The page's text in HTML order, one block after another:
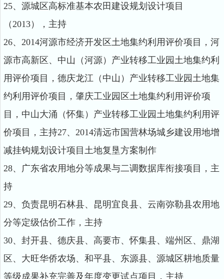
25、源城区高标准基本农田建设规划设计项目
（2013），主持
26、2014河源市经济开发区土地集约利用评价项目，河
源市高新区、中山（河源）产业转移工业园土地集约利
用评价项目，德庆龙江（中山）产业转移工业园土地集
约利用评价项目，肇庆工业园区土地集约利用评价项
目，中山大涌（怀集）产业转移工业园土地集约利用评
价项目，主持27、2014清远市国营林场城乡建设用地增
减挂钩规划设计项目土地复垦方案制作
28、广东省农用地分等成果与二调数据库衔接项目，主
持
29、负责昆明石林县、昆明宜良县、云南弥勒县农用地
分等定级估价工作，主持
30、封开县、德庆县、高要市、怀集县、端州区、鼎湖
区、大旺华侨农场、和平县、东源县、源城区耕地质量
等级成果补充完善及年度变更试点项目，主持